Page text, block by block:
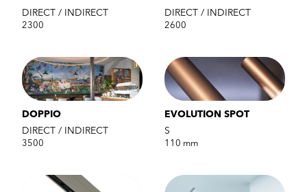
DIRECT / INDIRECT
2300
DIRECT / INDIRECT
2600
DOPPIO
DIRECT / INDIRECT
3500
EVOLUTION SPOT
S
110 mm